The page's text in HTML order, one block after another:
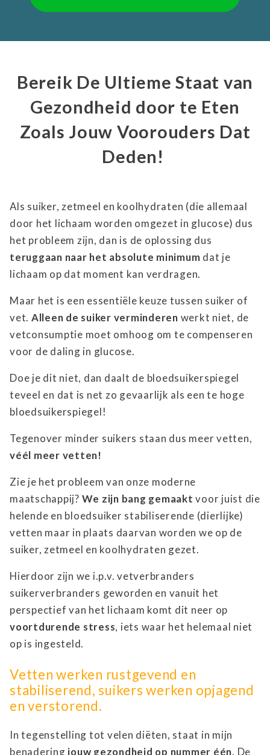
Bereik De Ultieme Staat van
Gezondheid door te Eten
Zoals Jouw Voorouders Dat
Deden!
Als suiker, zetmeel en koolhydraten (die allemaal
door het lichaam worden omgezet in glucose) dus
het probleem zijn, dan is de oplossing dus
teruggaan naar het absolute minimum dat je
lichaam op dat moment kan verdragen.
Maar het is een essentiële keuze tussen suiker of
vet. Alleen de suiker verminderen werkt niet, de
vetconsumptie moet omhoog om te compenseren
voor de daling in glucose.
Doe je dit niet, dan daalt de bloedsuikerspiegel
teveel en dat is net zo gevaarlijk als een te hoge
bloedsuikerspiegel!
Tegenover minder suikers staan dus meer vetten,
véél meer vetten!
Zie je het probleem van onze moderne
maatschappij? We zijn bang gemaakt voor juist die
helende en bloedsuiker stabiliserende (dierlijke)
vetten maar in plaats daarvan worden we op de
suiker, zetmeel en koolhydraten gezet.
Hierdoor zijn we i.p.v. vetverbranders
suikerverbranders geworden en vanuit het
perspectief van het lichaam komt dit neer op
voortdurende stress, iets waar het helemaal niet
op is ingesteld.
Vetten werken rustgevend en
stabiliserend, suikers werken opjagend
en verstorend.
In tegenstelling tot velen diëten, staat in mijn
benadering jouw gezondheid op nummer één. De